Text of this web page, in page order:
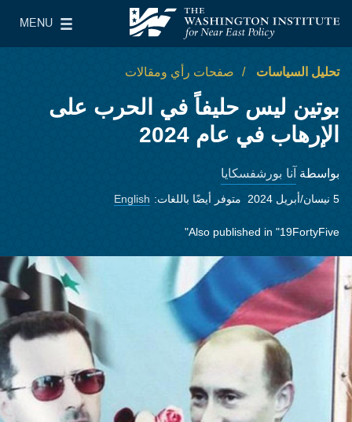
معهد واشنطن لسياسات الشرق الأدنى
MENU
Main Menu
تحليل السياسات صفحات رأي ومقالات
بوتين ليس حليفاً في الحرب على
الإرهاب في عام 2024
بواسطة آنا بورشفسكايا
5 نيسان/أبريل 2024 متوفر أيضًا باللغات: English
Also published in "19FortyFive"